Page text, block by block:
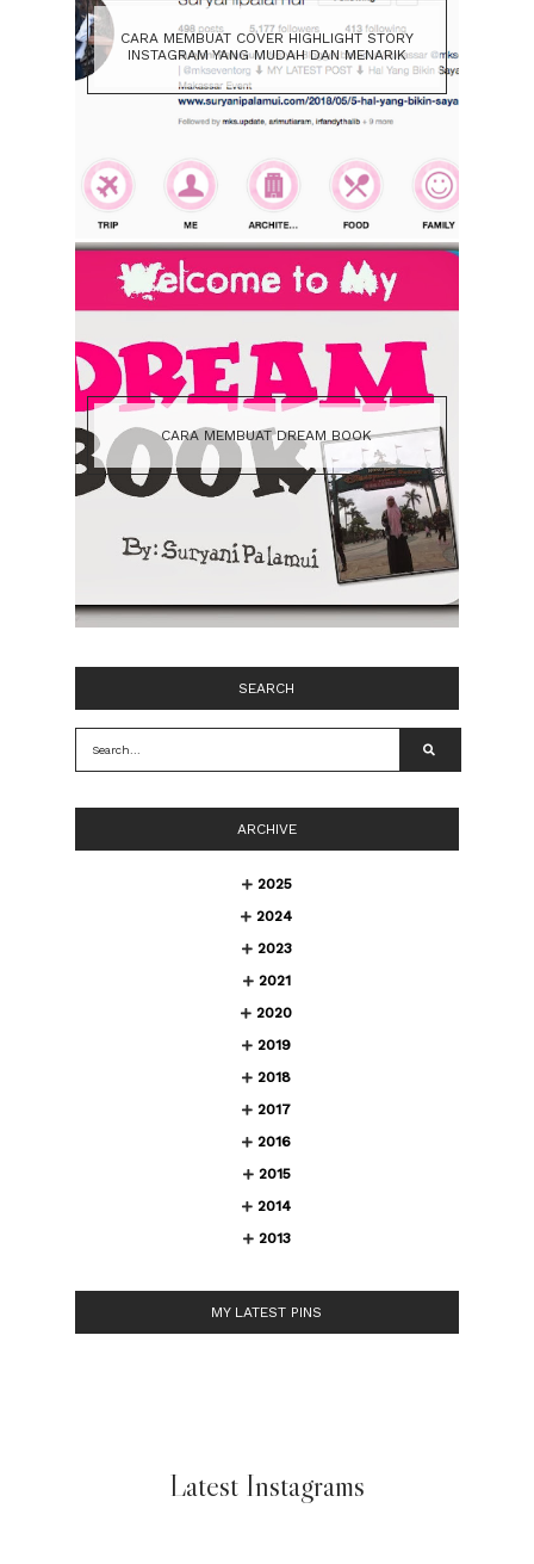
CARA MEMBUAT COVER HIGHLIGHT STORY
INSTAGRAM YANG MUDAH DAN MENARIK
CARA MEMBUAT DREAM BOOK
SEARCH
ARCHIVE
2025
2024
2023
2021
2020
2019
2018
2017
2016
2015
2014
2013
MY LATEST PINS
Latest Instagrams